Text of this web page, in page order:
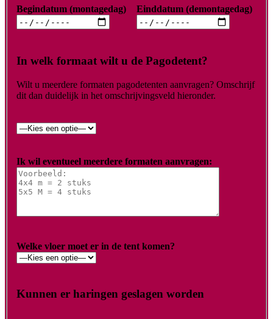
Begindatum (montagedag) Einddatum (demontagedag)
In welk formaat wilt u de Pagodetent?
Wilt u meerdere formaten pagodetenten aanvragen? Omschrijf
dit dan duidelijk in het omschrijvingsveld hieronder.
Ik wil eventueel meerdere formaten aanvragen:
Welke vloer moet er in de tent komen?
Kunnen er haringen geslagen worden